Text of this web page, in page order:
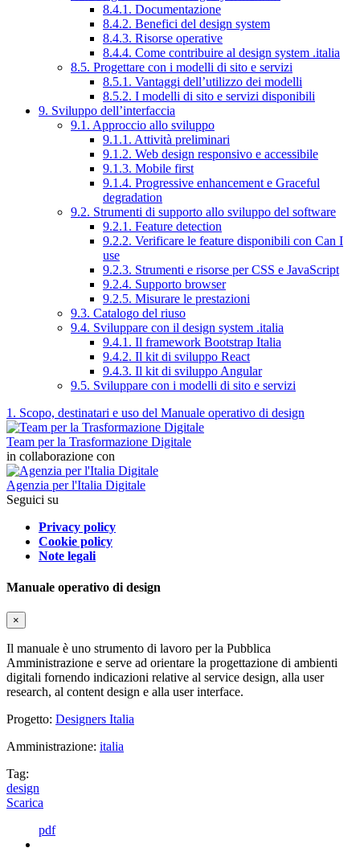
8.4.1. Documentazione
8.4.2. Benefici del design system
8.4.3. Risorse operative
8.4.4. Come contribuire al design system .italia
8.5. Progettare con i modelli di sito e servizi
8.5.1. Vantaggi dell’utilizzo dei modelli
8.5.2. I modelli di sito e servizi disponibili
9. Sviluppo dell’interfaccia
9.1. Approccio allo sviluppo
9.1.1. Attività preliminari
9.1.2. Web design responsivo e accessibile
9.1.3. Mobile first
9.1.4. Progressive enhancement e Graceful
degradation
9.2. Strumenti di supporto allo sviluppo del software
9.2.1. Feature detection
9.2.2. Verificare le feature disponibili con Can I
use
9.2.3. Strumenti e risorse per CSS e JavaScript
9.2.4. Supporto browser
9.2.5. Misurare le prestazioni
9.3. Catalogo del riuso
9.4. Sviluppare con il design system .italia
9.4.1. Il framework Bootstrap Italia
9.4.2. Il kit di sviluppo React
9.4.3. Il kit di sviluppo Angular
9.5. Sviluppare con i modelli di sito e servizi
1. Scopo, destinatari e uso del Manuale operativo di design
Team per la Trasformazione Digitale
in collaborazione con
Agenzia per l'Italia Digitale
Seguici su
Privacy policy
Cookie policy
Note legali
Manuale operativo di design
×
Il manuale è uno strumento di lavoro per la Pubblica
Amministrazione e serve ad orientare la progettazione di ambienti
digitali fornendo indicazioni relative al service design, alla user
research, al content design e alla user interface.
Progetto: Designers Italia
Amministrazione: italia
Tag:
design
Scarica
pdf